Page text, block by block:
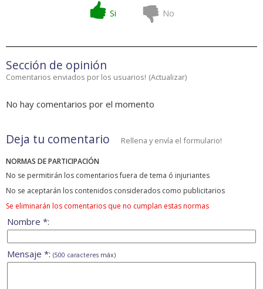
Si No
Sección de opinión
Comentarios enviados por los usuarios! (Actualizar)
No hay comentarios por el momento
Deja tu comentario Rellena y envía el formulario!
NORMAS DE PARTICIPACIÓN
No se permitirán los comentarios fuera de tema ó injuriantes
No se aceptarán los contenidos considerados como publicitarios
Se eliminarán los comentarios que no cumplan estas normas
Nombre *:
Mensaje *: (500 caracteres máx)